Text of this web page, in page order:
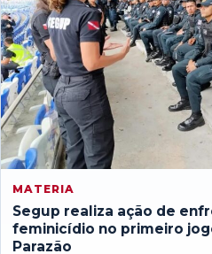
MATERIA
Segup realiza ação de
feminicídio no primeiro
Parazão